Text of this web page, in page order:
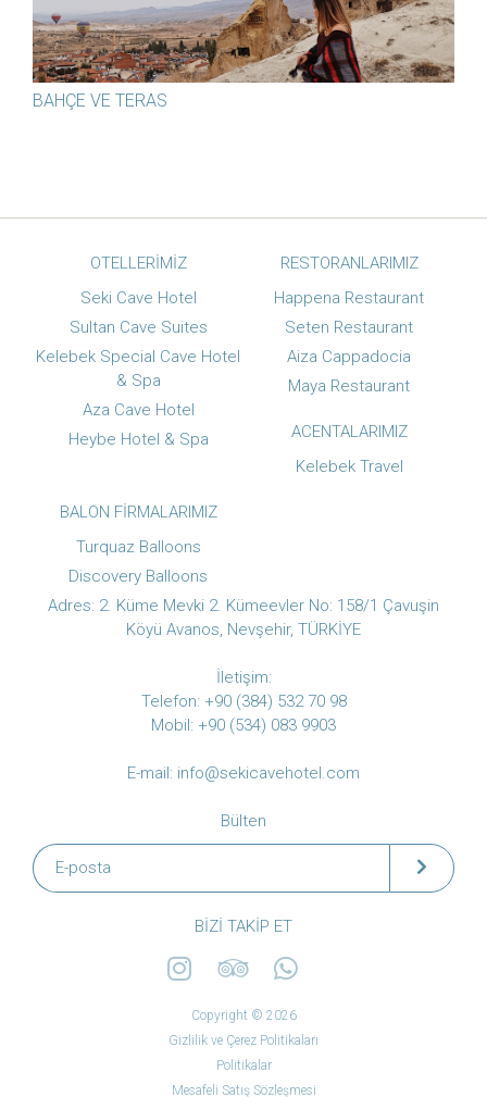
BAHÇE VE TERAS
OTELLERIMIZ
Seki Cave Hotel
Sultan Cave Suites
Kelebek Special Cave Hotel
& Spa
Aza Cave Hotel
Heybe Hotel & Spa
RESTORANLARIMIZ
Happena Restaurant
Seten Restaurant
Aiza Cappadocia
Maya Restaurant
ACENTALARIMIZ
Kelebek Travel
BALON FIRMALARIMIZ
Turquaz Balloons
Discovery Balloons
Adres: 2. Küme Mevki 2. Kümeevler No: 158/1 Çavuşin
Köyü Avanos, Nevşehir, TÜRKİYE
İletişim:
Telefon: +90 (384) 532 70 98
Mobil: +90 (534) 083 9903
E-mail: info@sekicavehotel.com
Bülten
BIZI TAKIP ET
Copyright © 2026
Gizlilik ve Çerez Politikaları
Politikalar
Mesafeli Satış Sözleşmesi